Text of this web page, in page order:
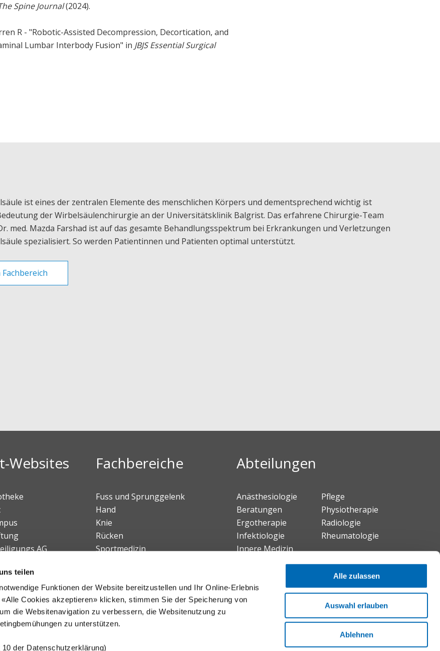
teilen
Funktionen der Website bereitzustellen und Ihr Online-Erlebnis
Cookies akzeptieren» klicken, stimmen Sie der Speicherung von
die Websitenavigation zu verbessern, die Websitenutzung zu
zu unterstützen.
der Datenschutzerklärung)
Alle zulassen
Auswahl erlauben
Ablehnen
Spine Journal(2024).
R - "Robotic-Assisted Decompression, Decortication, and
Lumbar Interbody Fusion" in JBJS Essential Surgical
ist eines der zentralen Elemente des menschlichen Körpers und dementsprechend wichtig ist
der Wirbelsäulenchirurgie an der Universitätsklinik Balgrist. Das erfahrene Chirurgie-Team
med. Mazda Farshad ist auf das gesamte Behandlungsspektrum bei Erkrankungen und Verletzungen
spezialisiert. So werden Patientinnen und Patienten optimal unterstützt.
Fachbereich
Websites
AG
Fachbereiche
Fuss und Sprunggelenk
Hand
Knie
Rücken
Sportmedizin
Chiropraktische Medizin
Zentrum für Paraplegie
Abteilungen
Anästhesiologie
Beratungen
Ergotherapie
Infektiologie
Innere Medizin
Neuro-Urologie
Pflege
Physiotherapie
Radiologie
Rheumatologie